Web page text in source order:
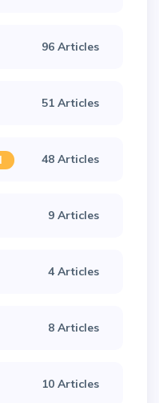
96 Articles
51 Articles
48 Articles
9 Articles
4 Articles
8 Articles
10 Articles